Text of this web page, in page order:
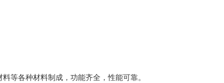
等各种材料制成，功能齐全，性能可靠。